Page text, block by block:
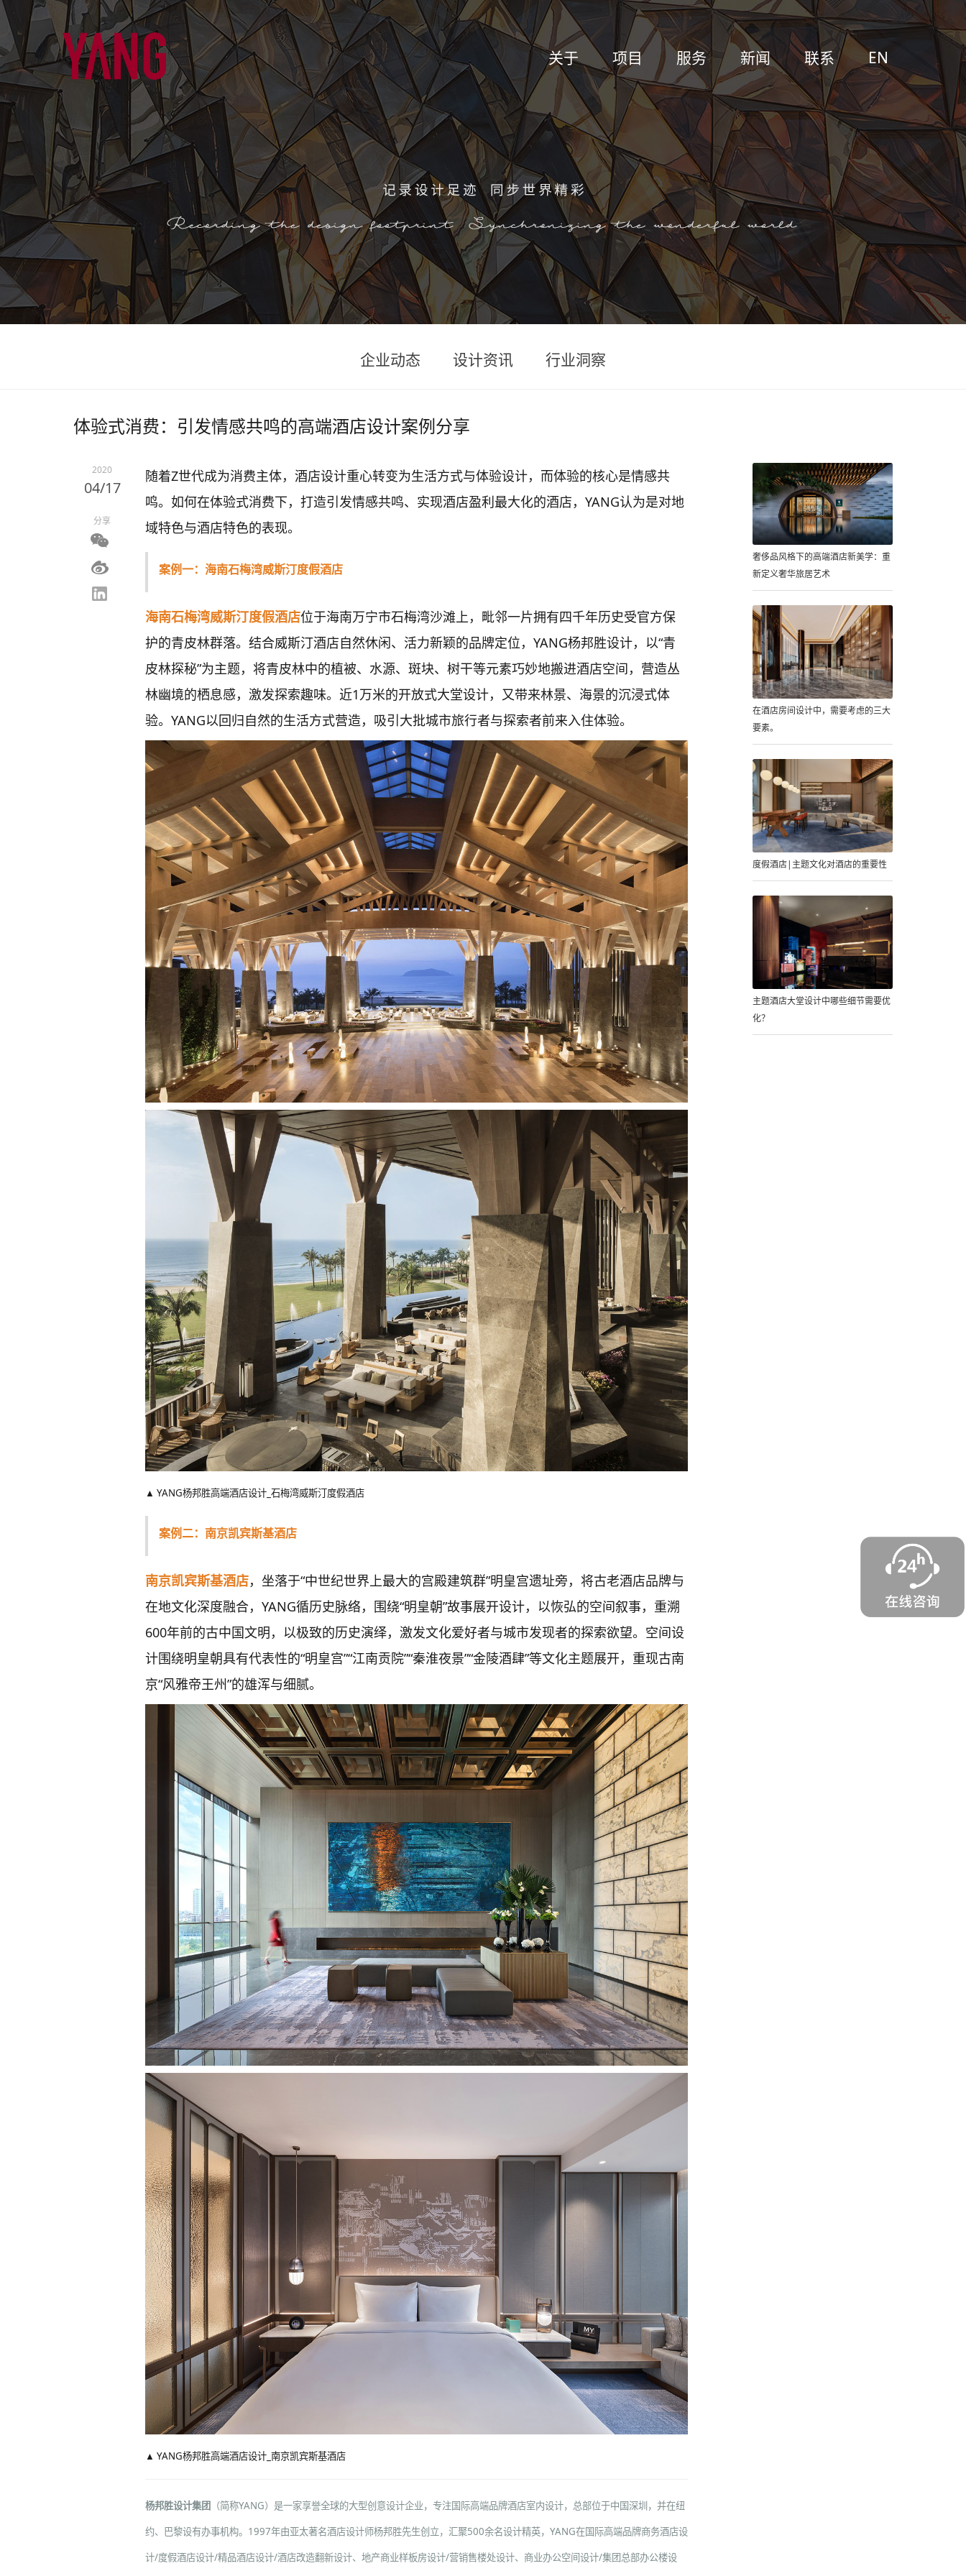
关于 项目 服务 新闻 联系 EN
企业动态 设计资讯 行业洞察
体验式消费：引发情感共鸣的高端酒店设计案例分享
2020
04/17
分享
随着Z世代成为消费主体，酒店设计重心转变为生活方式与体验设计，而体验的核心是情感共
鸣。如何在体验式消费下，打造引发情感共鸣、实现酒店盈利最大化的酒店，YANG认为是对地
域特色与酒店特色的表现。
案例一：海南石梅湾威斯汀度假酒店
海南石梅湾威斯汀度假酒店位于海南万宁市石梅湾沙滩上，毗邻一片拥有四千年历史受官方保
护的青皮林群落。结合威斯汀酒店自然休闲、活力新颖的品牌定位，YANG杨邦胜设计，以“青
皮林探秘”为主题，将青皮林中的植被、水源、斑块、树干等元素巧妙地搬进酒店空间，营造丛
林幽境的栖息感，激发探索趣味。近1万米的开放式大堂设计，又带来林景、海景的沉浸式体
验。YANG以回归自然的生活方式营造，吸引大批城市旅行者与探索者前来入住体验。
▲ YANG杨邦胜高端酒店设计_石梅湾威斯汀度假酒店
案例二：南京凯宾斯基酒店
南京凯宾斯基酒店，坐落于“中世纪世界上最大的宫殿建筑群”明皇宫遗址旁，将古老酒店品牌与
在地文化深度融合，YANG循历史脉络，围绕“明皇朝”故事展开设计，以恢弘的空间叙事，重溯
600年前的古中国文明，以极致的历史演绎，激发文化爱好者与城市发现者的探索欲望。空间设
计围绕明皇朝具有代表性的“明皇宫”“江南贡院”“秦淮夜景”“金陵酒肆”等文化主题展开，重现古南
京“风雅帝王州”的雄浑与细腻。
▲ YANG杨邦胜高端酒店设计_南京凯宾斯基酒店
杨邦胜设计集团 （简称YANG）是一家享誉全球的大型创意设计企业，专注国际高端品牌酒店室内设计，总部位于中国深圳，并在纽
约、巴黎设有办事机构。1997年由亚太著名酒店设计师杨邦胜先生创立，汇聚500余名设计精英，YANG在国际高端品牌商务酒店设
计/度假酒店设计/精品酒店设计/酒店改造翻新设计、 地产商业样板房设计/营销售楼处设计、 商业办公空间设计/集团总部办公楼设
奢侈品风格下的高端酒店新美学：重
新定义奢华旅居艺术
在酒店房间设计中，需要考虑的三大
要素。
度假酒店|主题文化对酒店的重要性
主题酒店大堂设计中哪些细节需要优
化？